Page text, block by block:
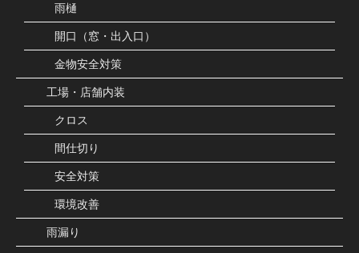
雨樋
開口（窓・出入口）
金物安全対策
工場・店舗内装
クロス
間仕切り
安全対策
環境改善
雨漏り